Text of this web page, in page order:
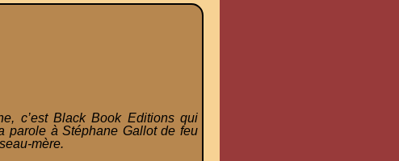
c’est Black Book Editions qui
parole à Stéphane Gallot de feu
mère.